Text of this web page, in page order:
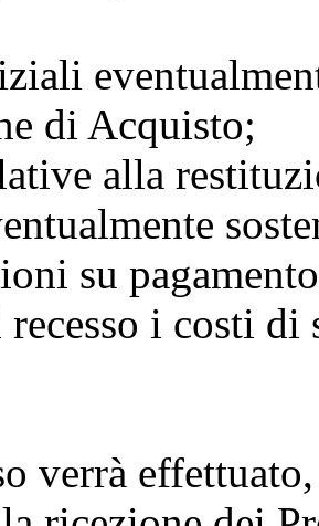
di Acquisto;
alla
su
i costi di
verrà